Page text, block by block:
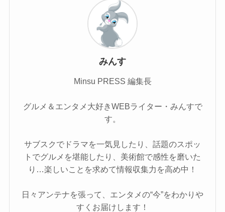
みんす
Minsu PRESS 編集長
グルメ＆エンタメ大好きWEBライター・みんすで
す。
サブスクでドラマを一気見したり、話題のスポッ
トでグルメを堪能したり、美術館で感性を磨いた
り…楽しいことを求めて情報収集力を高め中！
日々アンテナを張って、エンタメの“今”をわかりや
すくお届けします！